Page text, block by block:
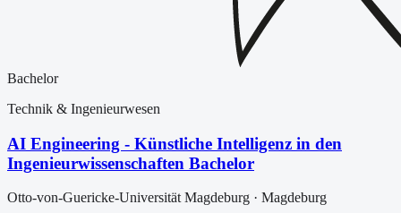
Bachelor
Technik & Ingenieurwesen
AI Engineering - Künstliche Intelligenz in den
Ingenieurwissenschaften Bachelor
Otto-von-Guericke-Universität Magdeburg · Magdeburg